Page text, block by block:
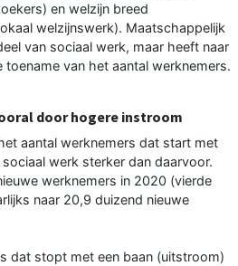
en welzijn breed
welzijnswerk). Maatschappelijk
van sociaal werk, maar heeft naar
van het aantal werknemers.
door hogere instroom
aantal werknemers dat start met
werk sterker dan daarvoor.
werknemers in 2020 (vierde
naar 20,9 duizend nieuwe
dat stopt met een baan (uitstroom)